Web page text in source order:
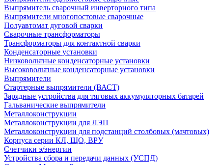
Выпрямитель сварочный инверторного типа
Выпрямители многопостовые сварочные
Полуавтомат дуговой сварки
Сварочные трансформаторы
Трансформаторы для контактной сварки
Конденсаторные установки
Низковольтные конденсаторные установки
Высоковольтные конденсаторные установки
Выпрямители
Стартерные выпрямители (ВАСТ)
Зарядные устройства для тяговых аккумуляторных батарей
Гальванические выпрямители
Металлоконструкции
Металлоконструкции для ЛЭП
Металлоконструкции для подстанций столбовых (мачтовых)
Корпуса серии КЛ, ЩО, ВРУ
Счетчики э/энергии
Устройства сбора и передачи данных (УСПД)